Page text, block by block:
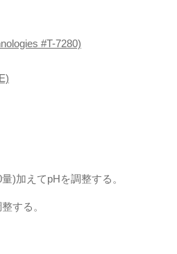
#T-7280)
)加えてpHを調整する。
する。